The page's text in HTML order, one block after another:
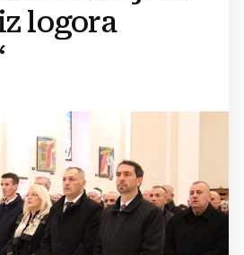
logora